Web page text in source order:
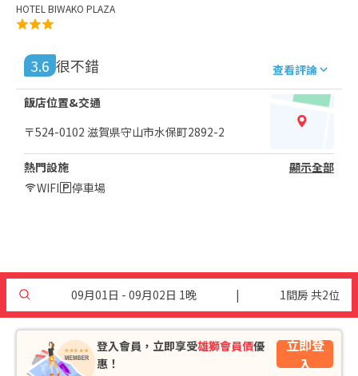
HOTEL BIWAKO PLAZA
3.6 很不錯 查看評論
飯店位置&交通
〒524-0102 滋賀県守山市水保町2892-2
熱門設施
顯示全部
WIFI
停車場
09月01日 - 09月02日 1晚 | 1間房 共2位
登入會員，立即享受雄獅會員價優
惠！
立即登
入